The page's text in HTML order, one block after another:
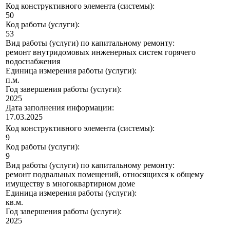
Код конструктивного элемента (системы):
50
Код работы (услуги):
53
Вид работы (услуги) по капитальному ремонту:
ремонт внутридомовых инженерных систем горячего
водоснабжения
Единица измерения работы (услуги):
п.м.
Год завершения работы (услуги):
2025
Дата заполнения информации:
17.03.2025
Код конструктивного элемента (системы):
9
Код работы (услуги):
9
Вид работы (услуги) по капитальному ремонту:
ремонт подвальных помещений, относящихся к общему
имуществу в многоквартирном доме
Единица измерения работы (услуги):
кв.м.
Год завершения работы (услуги):
2025